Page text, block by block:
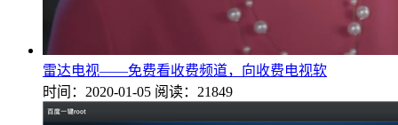
雷达电视——免费看收费频道，向收费电视软
时间：2020-01-05 阅读：21849